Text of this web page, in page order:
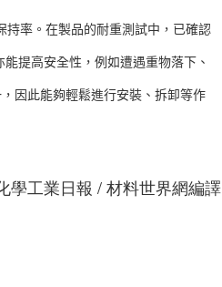
持率。在製品的耐重測試中，已確認
提高安全性，例如遭遇重物落下、
因此能夠輕鬆進行安裝、拆卸等作
學工業日報 / 材料世界網編譯